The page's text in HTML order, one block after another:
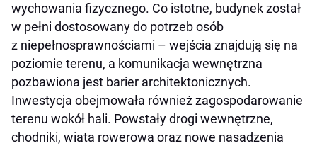
wychowania fizycznego. Co istotne, budynek został
w pełni dostosowany do potrzeb osób
z niepełnosprawnościami – wejścia znajdują się na
poziomie terenu, a komunikacja wewnętrzna
pozbawiona jest barier architektonicznych.
Inwestycja obejmowała również zagospodarowanie
terenu wokół hali. Powstały drogi wewnętrzne,
chodniki, wiata rowerowa oraz nowe nasadzenia